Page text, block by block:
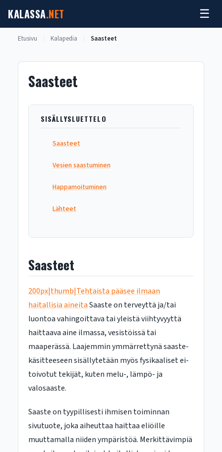
sisältöön
KALASSA.NET ☰
Etusivu Kalapedia Saasteet
Saasteet
SISÄLLYSLUETTELO
Saasteet
Vesien saastuminen
Happamoituminen
Lähteet
Saasteet
200px|thumb|Tehtaista pääsee ilmaan
haitallisia aineitaSaaste on terveyttä ja/tai
luontoa vahingoittava tai yleistä viihtyvyyttä
haittaava aine ilmassa, vesistöissä tai
maaperässä. Laajemmin ymmärrettynä saaste-
käsitteeseen sisällytetään myös fysikaaliset ei-
toivotut tekijät, kuten melu-, lämpö- ja
valosaaste.
Saaste on tyypillisesti ihmisen toiminnan
sivutuote, joka aiheuttaa haittaa eliöille
muuttamalla niiden ympäristöä. Merkittävimpiä